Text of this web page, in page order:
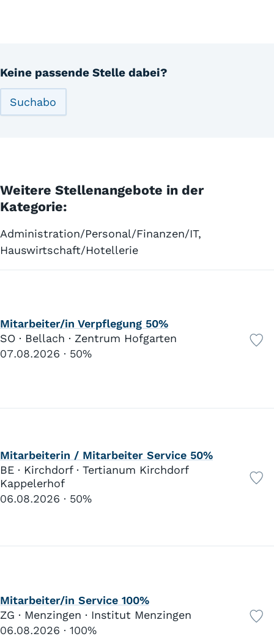
Keine passende Stelle dabei?
Suchabo
Weitere Stellenangebote in der
Kategorie:
Administration/Personal/Finanzen/IT,
Hauswirtschaft/Hotellerie
Mitarbeiter/in Verpflegung 50%
SO · Bellach · Zentrum Hofgarten
07.08.2026
50%
Mitarbeiterin / Mitarbeiter Service 50%
BE · Kirchdorf · Tertianum Kirchdorf
Kappelerhof
06.08.2026
50%
Mitarbeiter/in Service 100%
ZG · Menzingen · Institut Menzingen
06.08.2026
100%